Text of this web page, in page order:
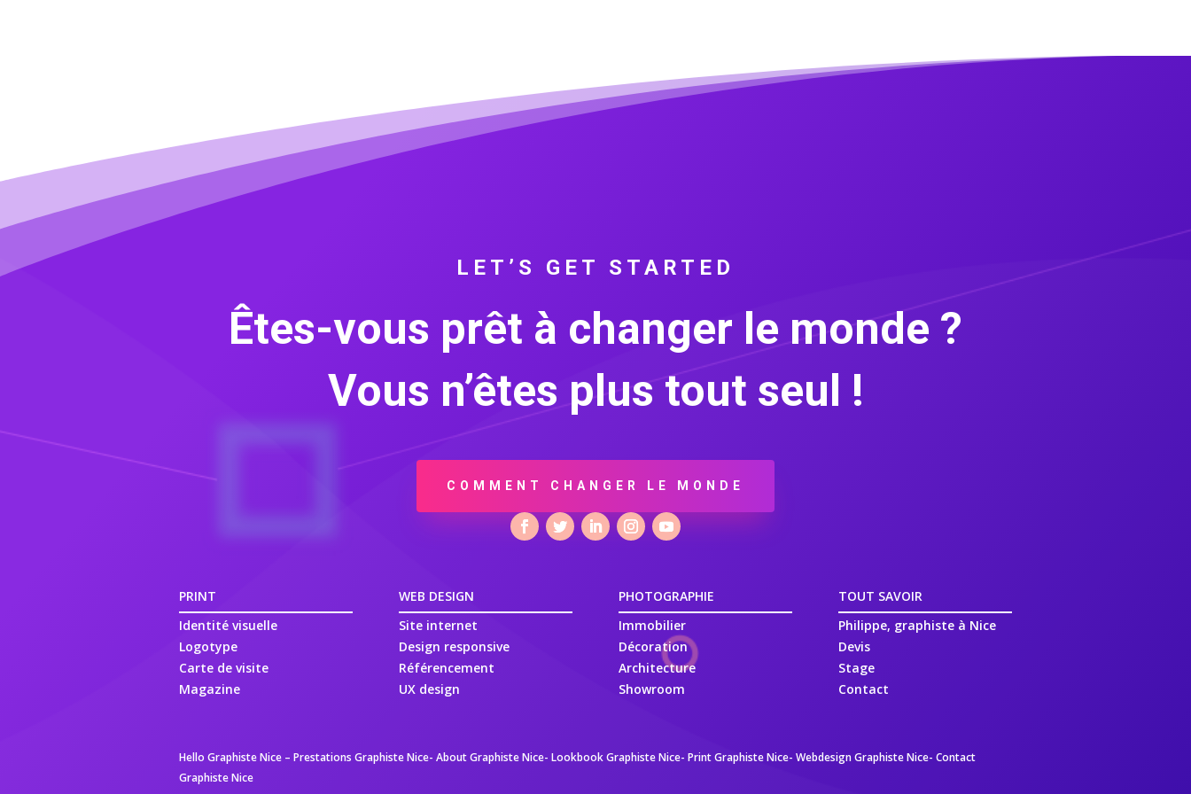
LET’S GET STARTED
Êtes-vous prêt à changer le monde ?
Vous n’êtes plus tout seul !
COMMENT CHANGER LE MONDE
PRINT
Identité visuelle
Logotype
Carte de visite
Magazine
WEB DESIGN
Site internet
Design responsive
Référencement
UX design
PHOTOGRAPHIE
Immobilier
Décoration
Architecture
Showroom
TOUT SAVOIR
Philippe, graphiste à Nice
Devis
Stage
Contact
Hello Graphiste Nice– Prestations Graphiste Nice- About Graphiste Nice- Lookbook Graphiste Nice- Print Graphiste Nice- Webdesign Graphiste Nice- Contact
Graphiste Nice